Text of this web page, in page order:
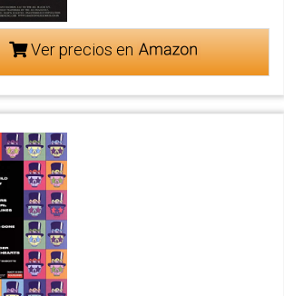
Ver precios en